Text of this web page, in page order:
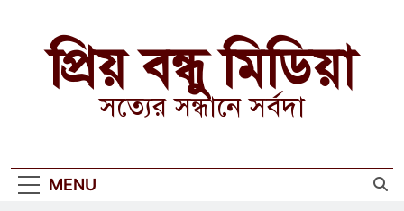
contentপ্রিয় বন্ধু মিডিয়া
সত্যের সন্ধানে সর্বদা
MENU